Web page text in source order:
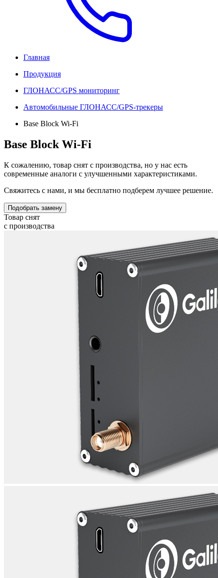
Главная
Продукция
ГЛОНАСС/GPS мониторинг
Автомобильные ГЛОНАСС/GPS-трекеры
Base Block Wi-Fi
Base Block Wi-Fi
К сожалению, товар снят с производства, но у нас есть
современные аналоги с улучшенными характеристиками.
Свяжитесь с нами, и мы бесплатно подберем лучшее решение.
Подобрать замену
Товар снят
с производства